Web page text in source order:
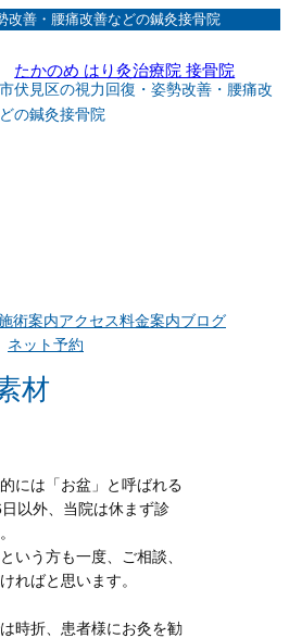
改善・腰痛改善などの鍼灸接骨院
たかのめ はり灸治療院 接骨院
伏見区の視力回復・姿勢改善・腰痛改
の鍼灸接骨院
術案内アクセス料金案内ブログ
ネット予約
材
には「お盆」と呼ばれる
以外、当院は休まず診
いう方も一度、ご相談、
ればと思います。
時折、患者様にお灸を勧